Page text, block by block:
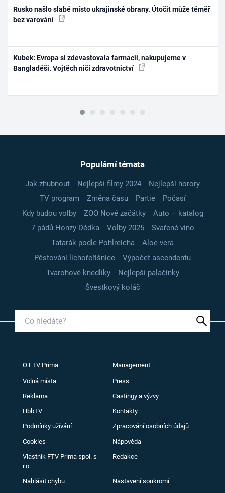
Rusko našlo slabé místo ukrajinské obrany. Útočit může téměř
bez varování
Kubek: Evropa si zdevastovala farmacii, nakupujeme v
Bangladéši. Vojtěch ničí zdravotnictví
Populární témata
Jak zhubnout Nejlepší filmy 2024
Nejlepší horory
TV program
Změna času Partie
Počasí
Kdy budou volby
ZOO Nové začátky
Auto – katalog
7 pádů Honzy Dědka
Volby 2025
Svařené víno
Tatarák podle Pohlreicha
Aloe vera
Pěstování lichořeřišnice
Výpočet ascendentu
Tvarohové knedlíky
Nejlepší palačinky
Švestkový koláč
O FTV Prima Management
Volná místa Press
Reklama Castingy a výzvy
HbbTV Kontakty
Podmínky užívání Zpracování osobních údajů
Cookies Nápověda
Vlastník FTV Prima spol. s
r.o.
Redakce
Nahlásit chybu Nastavení soukromí